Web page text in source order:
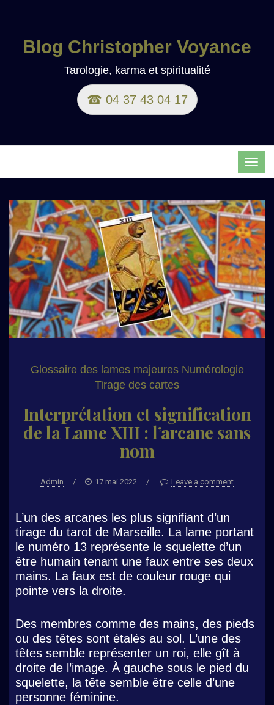
Blog Christopher Voyance
Tarologie, karma et spiritualité
☎ 04 37 43 04 17
Glossaire des lames majeures Numérologie
Tirage des cartes
Interprétation et signification
de la Lame XIII : l’arcane sans
nom
Admin / 17 mai 2022 / Leave a comment
L’un des arcanes les plus signifiant d’un
tirage du tarot de Marseille. La lame portant
le numéro 13 représente le squelette d’un
être humain tenant une faux entre ses deux
mains. La faux est de couleur rouge qui
pointe vers la droite.
Des membres comme des mains, des pieds
ou des têtes sont étalés au sol. L’une des
têtes semble représenter un roi, elle gît à
droite de l’image. À gauche sous le pied du
squelette, la tête semble être celle d’une
personne féminine.